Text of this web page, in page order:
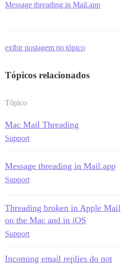
Message threading in Mail.app
exibir postagem no tópico
Tópicos relacionados
Tópico
Mac Mail Threading
Support
Message threading in Mail.app
Support
Threading broken in Apple Mail
on the Mac and in iOS
Support
Incoming email replies do not